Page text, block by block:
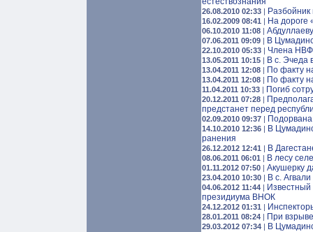
26.08.2010 02:33 |
16.02.2009 08:41 | На дороге
06.10.2010 11:08 |
07.06.2011 09:09 | В
22.10.2010 05:33 | Члена НВФ
13.05.2011 10:15 | В c. Эчеда
13.04.2011 12:08 | По факту
13.04.2011 12:08 | По факту
11.04.2011 10:33 | Погиб
20.12.2011 07:28 |
предстанет перед
02.09.2010 09:37 |
14.10.2010 12:36 | В
ранения
26.12.2012 12:41 | В
08.06.2011 06:01 | В лесу
01.11.2012 07:50 | Акушерку
23.04.2010 10:30 | В с.
04.06.2012 11:44 | Известный
президиума ВНОК
24.12.2012 01:31 |
28.01.2011 08:24 | При
29.03.2012 07:34 | В